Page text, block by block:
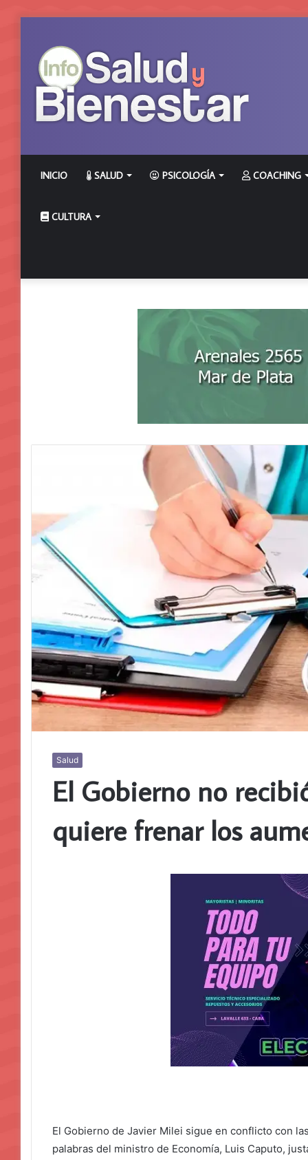
INICIO SALUD PSICOLOGÍA COACHING
CULTURA
Salud
El Gobierno no
quiere frenar los
El Gobierno de Javier Milei sigue en conflicto con
palabras del ministro de Economía, Luis Caputo,